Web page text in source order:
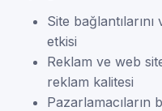
Site
etkisi
Reklam ve web
reklam kalitesi
Pazarlamacıların